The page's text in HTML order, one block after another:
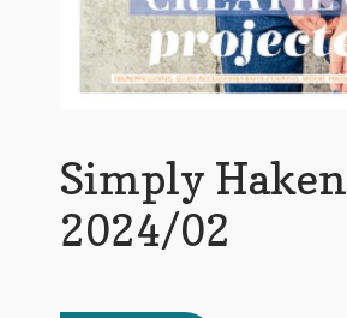
Simply Haken
2024/02